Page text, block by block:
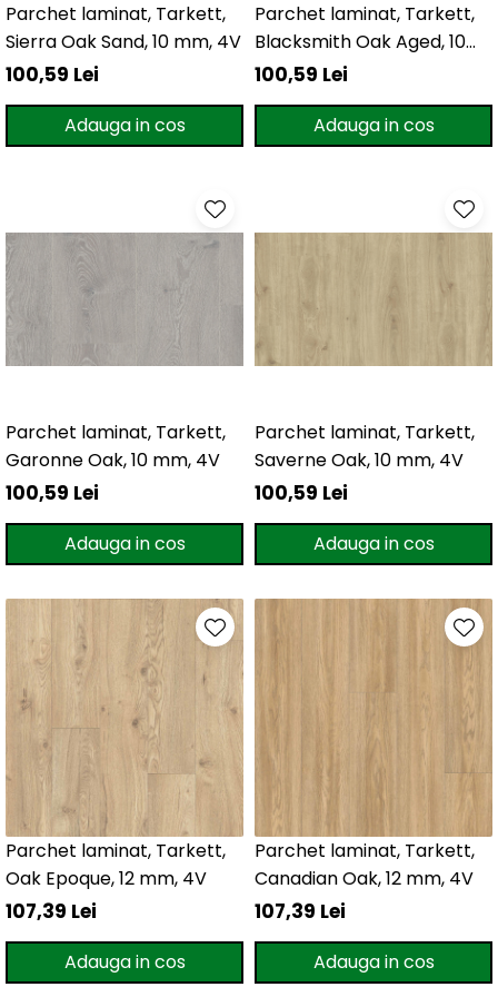
Parchet laminat, Tarkett,
Sierra Oak Sand, 10 mm, 4V
100,59 Lei
Adauga in cos
Parchet laminat, Tarkett,
Blacksmith Oak Aged, 10
mm, 4V
100,59 Lei
Adauga in cos
Parchet laminat, Tarkett,
Garonne Oak, 10 mm, 4V
100,59 Lei
Adauga in cos
Parchet laminat, Tarkett,
Saverne Oak, 10 mm, 4V
100,59 Lei
Adauga in cos
Parchet laminat, Tarkett,
Oak Epoque, 12 mm, 4V
107,39 Lei
Adauga in cos
Parchet laminat, Tarkett,
Canadian Oak, 12 mm, 4V
107,39 Lei
Adauga in cos